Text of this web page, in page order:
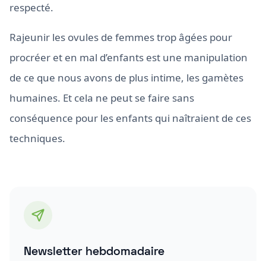
respecté.
Rajeunir les ovules de femmes trop âgées pour
procréer et en mal d’enfants est une manipulation
de ce que nous avons de plus intime, les gamètes
humaines. Et cela ne peut se faire sans
conséquence pour les enfants qui naîtraient de ces
techniques.
Newsletter hebdomadaire